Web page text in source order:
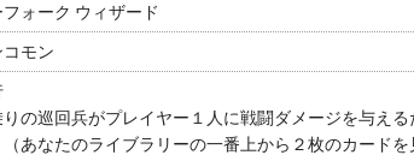
フォーク ウィザード
コモン
りの巡回兵がプレイヤー１人に戦闘ダメージを与え
（あなたのライブラリーの一番上から２枚のカード